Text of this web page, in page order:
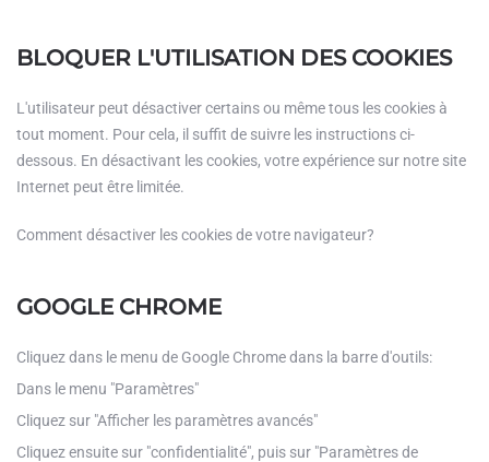
BLOQUER L'UTILISATION DES COOKIES
L'utilisateur peut désactiver certains ou même tous les cookies à
tout moment. Pour cela, il suffit de suivre les instructions ci-
dessous. En désactivant les cookies, votre expérience sur notre site
Internet peut être limitée.
Comment désactiver les cookies de votre navigateur?
GOOGLE CHROME
Cliquez dans le menu de Google Chrome dans la barre d'outils:
Dans le menu "Paramètres"
Cliquez sur "Afficher les paramètres avancés"
Cliquez ensuite sur "confidentialité", puis sur "Paramètres de